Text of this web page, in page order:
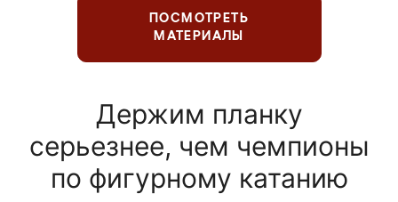
ПОСМОТРЕТЬ
МАТЕРИАЛЫ
Держим планку
серьезнее, чем чемпионы
по фигурному катанию